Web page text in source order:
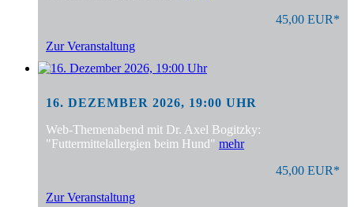
45,00 EUR*
Zur Veranstaltung
16. DEZEMBER 2026, 19:00 UHR
Web-Themenabend mit Dr. Axel Bogitzky:
"Futtermittelallergien beim Hund" mehr
45,00 EUR*
Zur Veranstaltung